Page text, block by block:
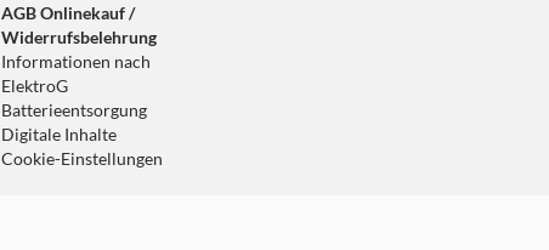
AGB Onlinekauf /
Widerrufsbelehrung
Informationen nach
ElektroG
Batterieentsorgung
Digitale Inhalte
Cookie-Einstellungen